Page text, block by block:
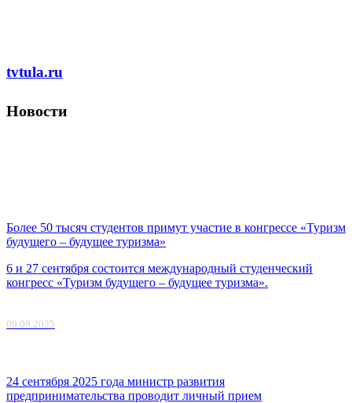
tvtula.ru
Новости
Более 50 тысяч студентов примут участие в конгрессе «Туризм
будущего – будущее туризма»
6 и 27 сентября состоится международный студенческий
конгресс «Туризм будущего – будущее туризма».
09.09.2025
24 сентября 2025 года министр развития
предпринимательства проводит личный прием